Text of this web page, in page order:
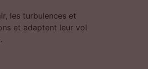
les turbulences et
et adaptent leur vol